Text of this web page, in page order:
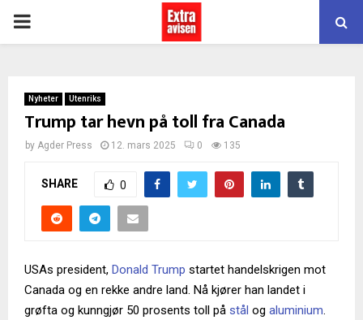
PRIMARY
Nyheter Utenriks
Trump tar hevn på toll fra Canada
by Agder Press 12. mars 2025 0 135
SHARE 0
USAs president, Donald Trump startet handelskrigen mot
Canada og en rekke andre land. Nå kjører han landet i
grøfta og kunngjør 50 prosents toll på stål og aluminium